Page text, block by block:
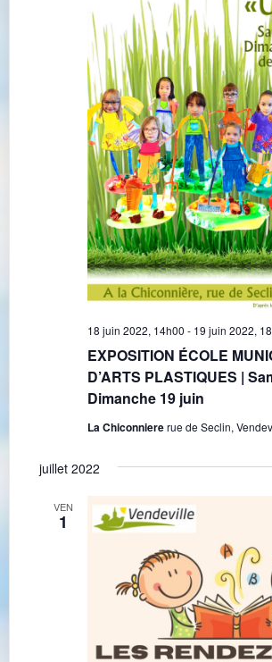
EXPOSITION ÉCOLE
D’ARTS PLASTIQUES |
Dimanche 19 juin
18 juin 2022, 14h00 - 19 juin 2022,
La Chiconniererue de Seclin,
juillet 2022
VEN
1